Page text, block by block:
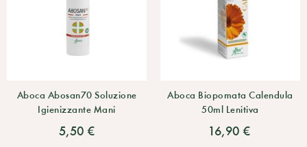
Aboca Abosan70 Soluzione
Igienizzante Mani
5,50 €
Aboca Biopomata Calendula
50ml Lenitiva
16,90 €